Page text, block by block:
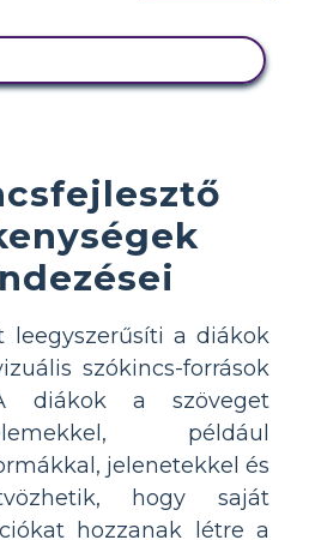
leegyszerűsíti a diákok
szókincs-források
diákok a szöveget
például
jelenetekkel és
hogy saját
hozzanak létre a